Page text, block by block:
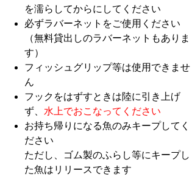
を濡らしてからにしてください
必ずラバーネットをご使用ください
（無料貸出しのラバーネットもありま
す）
フィッシュグリップ等は使用できませ
ん
フックをはずすときは陸に引き上げ
ず、 水上でおこなってください
お持ち帰りになる魚のみキープしてく
ださい
ただし、ゴム製のふらし等にキープし
た魚はリリースできます